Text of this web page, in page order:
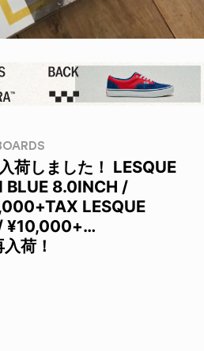
荷しました！ LESQUE
BLUE 8.0INCH /
LESQUE
¥10,000+…
荷！